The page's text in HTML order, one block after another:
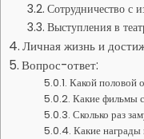
Сотрудничество с
Выступления в
Личная жизнь и
Вопрос-ответ:
Какой половой
Какие фильмы
Сколько раз
Какие